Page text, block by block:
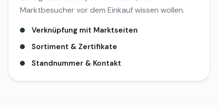
Marktbesucher vor dem Einkauf wissen wollen.
Verknüpfung mit Marktseiten
Sortiment & Zertifikate
Standnummer & Kontakt